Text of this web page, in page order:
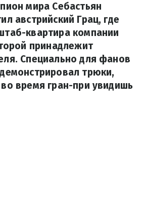
мира Себастьян
австрийский Грац, где
квартира компании
принадлежит
Специально для фанов
трюки,
время гран-при увидишь